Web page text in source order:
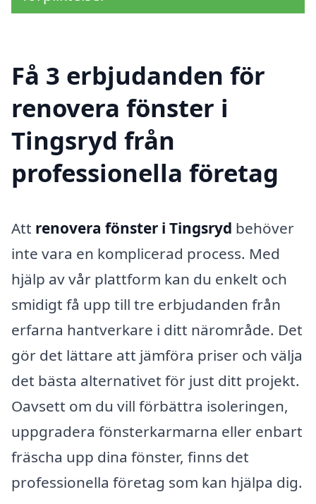
Få 3 erbjudanden för
renovera fönster i
Tingsryd från
professionella företag
Att renovera fönster i Tingsryd behöver
inte vara en komplicerad process. Med
hjälp av vår plattform kan du enkelt och
smidigt få upp till tre erbjudanden från
erfarna hantverkare i ditt närområde. Det
gör det lättare att jämföra priser och välja
det bästa alternativet för just ditt projekt.
Oavsett om du vill förbättra isoleringen,
uppgradera fönsterkarmarna eller enbart
fräscha upp dina fönster, finns det
professionella företag som kan hjälpa dig.